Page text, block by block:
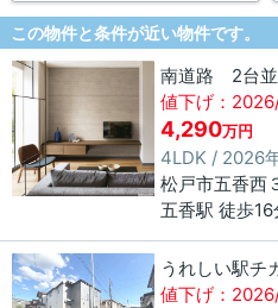
この物件と条件が近い物件です。
値下げ：
4,290万円
4LDK / 2026
松戸市五香西
五香駅 徒歩16
値下げ：